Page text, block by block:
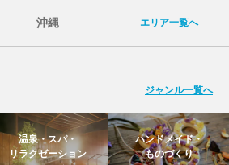
沖縄 エリア一覧へ
ジャンル一覧へ
温泉・スパ・
リラクゼーション
ハンドメイド・
ものづくり